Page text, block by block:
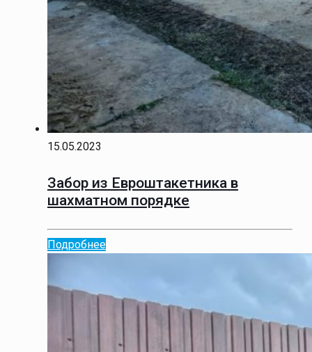
15.05.2023
Забор из Евроштакетника в
шахматном порядке
Подробнее